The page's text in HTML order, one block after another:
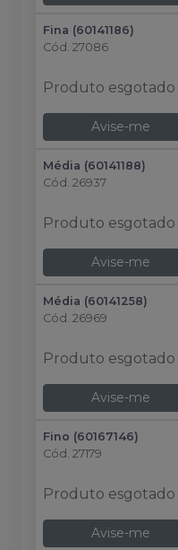
Fina (60141186)
Cód. 27086
Produto esgotado
Avise-me
Média (60141188)
Cód. 26937
Produto esgotado
Avise-me
Média (60141258)
Cód. 26969
Produto esgotado
Avise-me
Fino (60167146)
Cód. 27179
Produto esgotado
Avise-me